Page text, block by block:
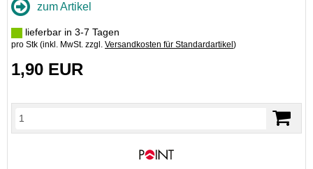
zum Artikel
lieferbar in 3-7 Tagen
pro Stk (inkl. MwSt. zzgl. Versandkosten für Standardartikel )
1,90 EUR